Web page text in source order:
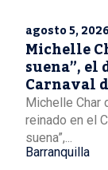
agosto 5,
Michelle
suena”,
Carnaval
Michelle Char
reinado en el
suena”,...
Barranquilla